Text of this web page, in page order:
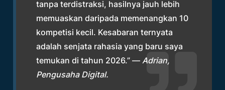
tanpa terdistraksi, hasilnya jauh lebih
memuaskan daripada memenangkan 10
kompetisi kecil. Kesabaran ternyata
adalah senjata rahasia yang baru saya
temukan di tahun 2026.” —Adrian,
Pengusaha Digital.